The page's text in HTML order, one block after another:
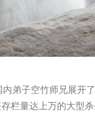
弟子空竹师兄展开
栏量达上万的大型